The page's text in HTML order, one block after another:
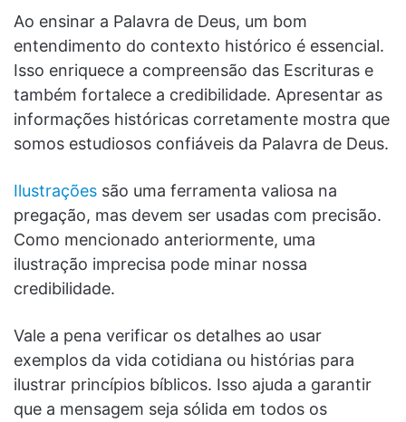
Ao ensinar a Palavra de Deus, um bom
entendimento do contexto histórico é essencial.
Isso enriquece a compreensão das Escrituras e
também fortalece a credibilidade. Apresentar as
informações históricas corretamente mostra que
somos estudiosos confiáveis da Palavra de Deus.
Ilustrações são uma ferramenta valiosa na
pregação, mas devem ser usadas com precisão.
Como mencionado anteriormente, uma
ilustração imprecisa pode minar nossa
credibilidade.
Vale a pena verificar os detalhes ao usar
exemplos da vida cotidiana ou histórias para
ilustrar princípios bíblicos. Isso ajuda a garantir
que a mensagem seja sólida em todos os